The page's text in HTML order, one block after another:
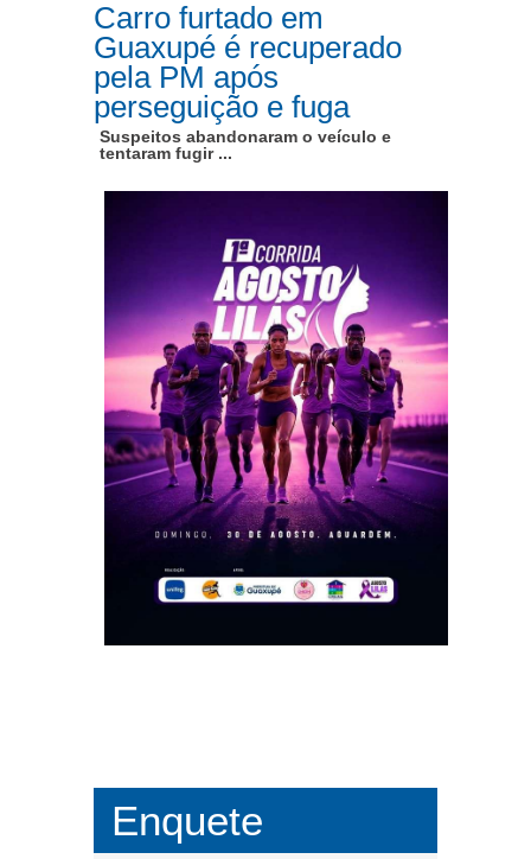
Carro furtado em
Guaxupé é recuperado
pela PM após
perseguição e fuga
Suspeitos abandonaram o veículo e
tentaram fugir ...
Enquete